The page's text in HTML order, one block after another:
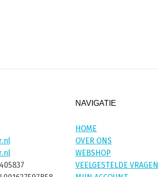
NAVIGATIE
HOME
OVER ONS
WEBSHOP
VEELGESTELDE VRAGEN